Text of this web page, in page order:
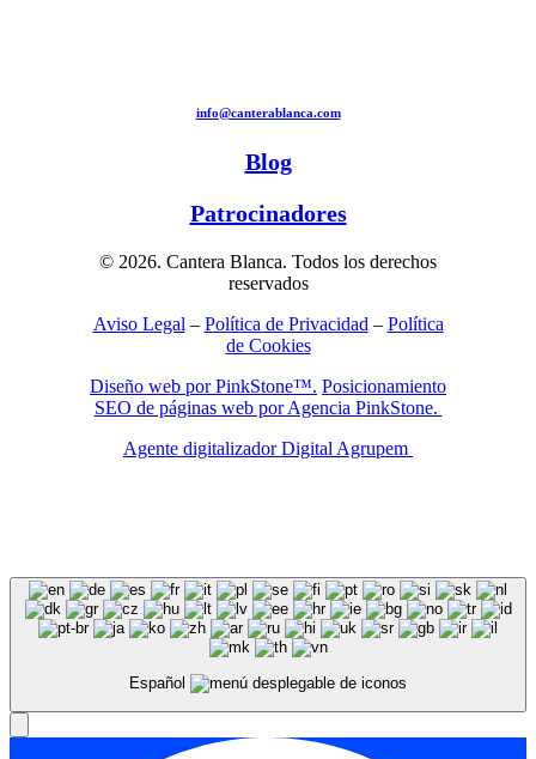
info@canterablanca.com
Blog
Patrocinadores
© 2026. Cantera Blanca. Todos los derechos
reservados
Aviso Legal– Política de Privacidad– Política
de Cookies
Diseño web por PinkStone™. Posicionamiento
SEO de páginas web por Agencia PinkStone.
Agente digitalizador Digital Agrupem
Español